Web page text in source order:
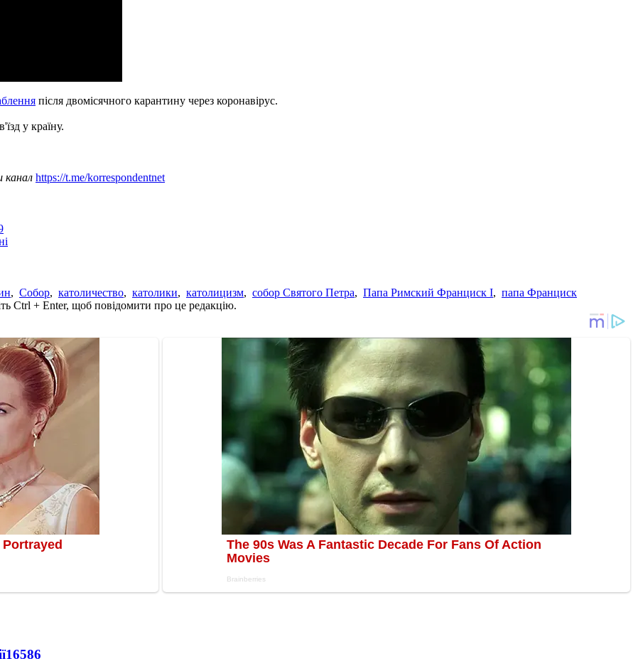
після двомісячного карантину через коронавірус.
у країну.
канал https://t.me/korrespondentnet
, Собор, католичество, католики, католицизм, собор Святого Петра, Папа Римский Франциск I, папа Франциск
Ctrl + Enter, щоб повідомити про це редакцію.
16586